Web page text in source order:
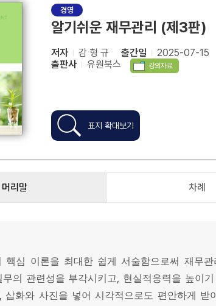
경영
알기쉬운 재무관리 (제3판)
저자 감 형 규 출간일 2025-07-15
출판사
유원북스 강의자료
표지 확대보기
머리말 차례
핵심 이론을 최대한 쉽게 서술함으로써 재무
의 관련성을 부각시키고, 현실적응력을 높이
, 삽화와 사진을 넣어 시각적으로도 편안하게 받